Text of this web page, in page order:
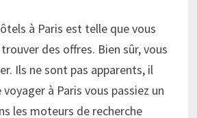
à Paris est telle que vous
des offres. Bien sûr, vous
Ils ne sont pas apparents, il
à Paris vous passiez un
les moteurs de recherche